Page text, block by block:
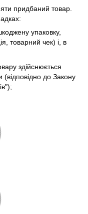
придбаний товар.
упаковку,
товарний чек) і, в
здійснюється
(відповідно до Закону